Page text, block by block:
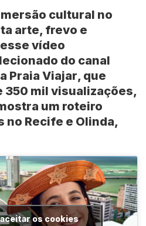
cultural no
arte, frevo e
vídeo
do canal
Praia Viajar, que
350 mil visualizações,
um roteiro
no Recife e Olinda,
os cookies